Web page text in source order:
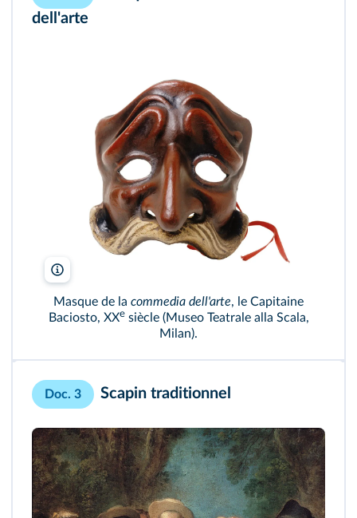
dell'arte
Masque de la commedia dell'arte, le Capitaine
Baciosto, XXesiècle (Museo Teatrale alla Scala,
Milan).
Doc. 3 Scapin traditionnel